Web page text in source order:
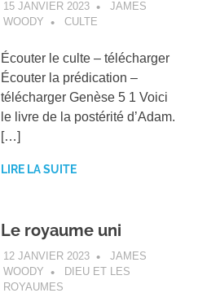
15 JANVIER 2023
JAMES
WOODY
CULTE
Écouter le culte – télécharger
Écouter la prédication –
télécharger Genèse 5 1 Voici
le livre de la postérité d’Adam.
[…]
LIRE LA SUITE
Le royaume uni
12 JANVIER 2023
JAMES
WOODY
DIEU ET LES
ROYAUMES